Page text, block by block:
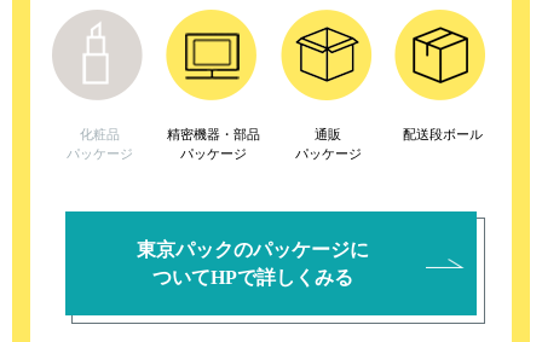
化粧品
パッケージ
精密機器・部品
パッケージ
通販
パッケージ
配送段ボール
東京パックのパッケージに
ついてHPで詳しくみる